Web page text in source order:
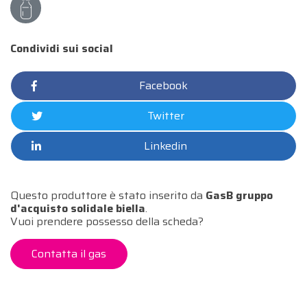
Condividi sui social
Facebook
Twitter
Linkedin
Questo produttore è stato inserito da GasB gruppo
d'acquisto solidale biella.
Vuoi prendere possesso della scheda?
Contatta il gas